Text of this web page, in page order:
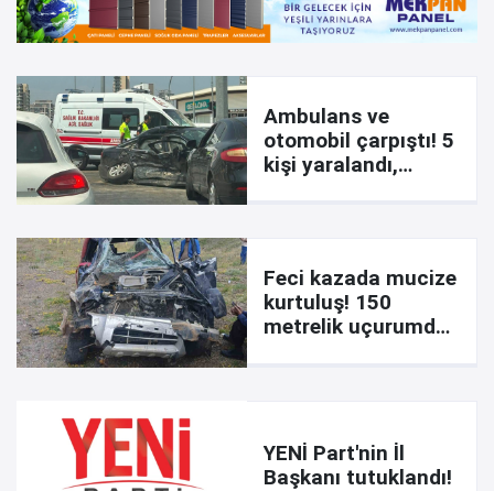
Ambulans ve
otomobil çarpıştı! 5
kişi yaralandı,
Feci kazada mucize
kurtuluş! 150
metrelik uçurumdan
YENİ Part'nin İl
Başkanı tutuklandı!